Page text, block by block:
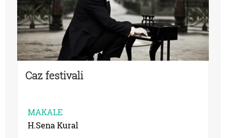
Caz festivali
MAKALE
H.Sena Kural